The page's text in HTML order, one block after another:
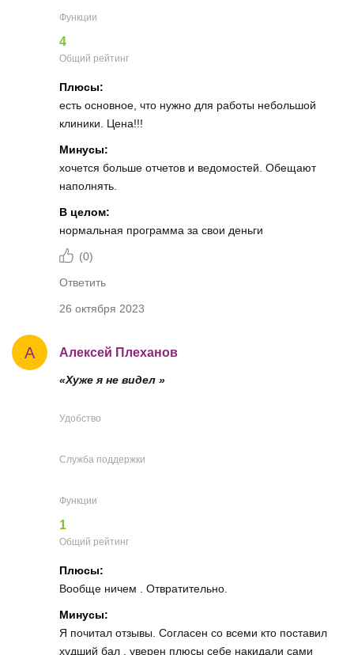
Функции
4
Общий рейтинг
Плюсы:
есть основное, что нужно для работы небольшой
клиники. Цена!!!
Минусы:
хочется больше отчетов и ведомостей. Обещают
наполнять.
В целом:
нормальная программа за свои деньги
(0)
Ответить
26 октября 2023
А Алексей Плеханов
«Хуже я не видел »
Удобство
Служба поддержки
Функции
1
Общий рейтинг
Плюсы:
Вообще ничем . Отвратительно.
Минусы:
Я почитал отзывы. Согласен со всеми кто поставил
худший бал , уверен плюсы себе накидали сами